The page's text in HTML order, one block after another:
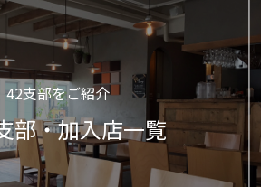
42支部をご紹介
部・加入店一覧